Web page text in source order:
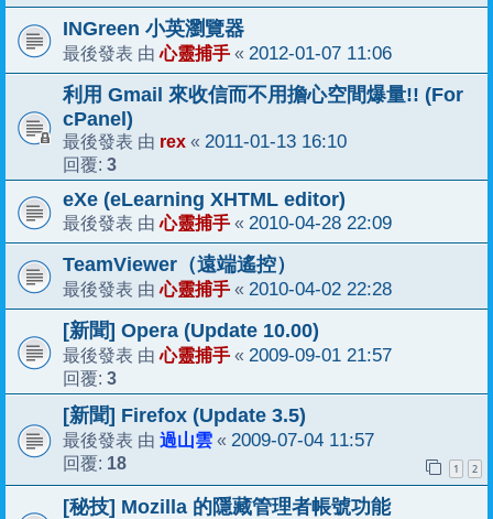
INGreen 小英瀏覽器
最後發表 由心靈捕手 « 2012-01-07 11:06
利用 Gmail 來收信而不用擔心空間爆量!! (For
cPanel)
最後發表 由 rex « 2011-01-13 16:10
回覆: 3
eXe (eLearning XHTML editor)
最後發表 由心靈捕手 « 2010-04-28 22:09
TeamViewer（遠端遙控）
最後發表 由心靈捕手 « 2010-04-02 22:28
[新聞] Opera (Update 10.00)
最後發表 由心靈捕手 « 2009-09-01 21:57
回覆: 3
[新聞] Firefox (Update 3.5)
最後發表 由 過山雲 « 2009-07-04 11:57
回覆: 18 1 2
[秘技] Mozilla 的隱藏管理者帳號功能